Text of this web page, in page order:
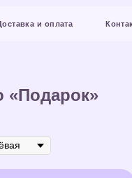
Контакты
«Подарок»